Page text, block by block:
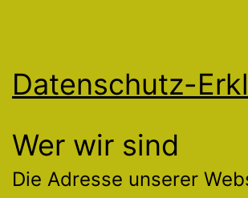
Datenschutz-
Wer wir sind
Die Adresse unserer